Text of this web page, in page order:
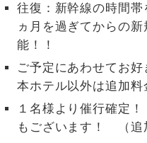
往復：新幹線の時間
ヵ月を過ぎてからの
能！！
ご予定にあわせてお
本ホテル以外は追加料
１名様より催行確定
もございます！ （追
く）
お部屋食
お部
トラベルイヤ
ホン
周り
1名様催行
1名